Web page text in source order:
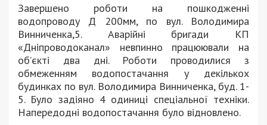
Завершено роботи на пошкодженні
водопроводу Д 200мм, по вул. Володимира
Винниченка,5. Аварійні бригади КП
«Дніпроводоканал» невпинно працюювали на
об’єкті два дні. Роботи проводилися з
обмеженням водопостачання у декількох
будинках по вул. Володимира Винниченка, буд. 1-
5. Було задіяно 4 одиниці спеціальної техніки.
Напередодні водопостачання було відновлено.